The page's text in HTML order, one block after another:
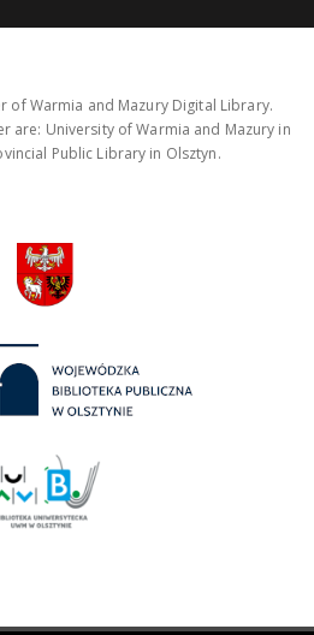
of Warmia and Mazury Digital Library.
are: University of Warmia and Mazury in
Public Library in Olsztyn.